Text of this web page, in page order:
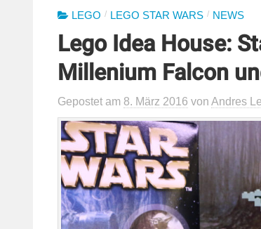
LEGO / LEGO STAR WARS / NEWS
Lego Idea House:
Millenium Falcon
Gepostet am 8. März 2016 von Andres